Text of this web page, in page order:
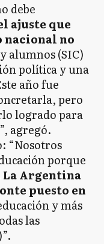
debe
ajuste que
nacional no
alumnos (SIC)
política y una
año fue
pero
logrado para
agregó.
“Nosotros
porque
La Argentina
puesto en
y más
las